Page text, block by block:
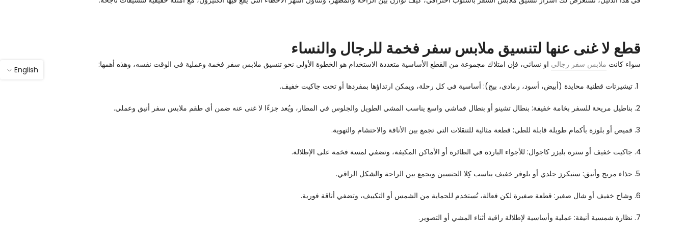
قطع لا غنى عنها لتنسيق ملابس سفر فخمة للرجال والنساء
سواء كانت ملابس سفر رجالي او نسائي، فإن امتلاك مجموعة من القطع الأساسية متعددة الاستخدام هو الخطوة الأولى نحو تنسيق ملابس سفر فخمة وعملية في الوقت نفسه، وهذه أهمها:
تيشيرتات قطنية محايدة (أبيض، أسود، رمادي، بيج): أساسية في كل رحلة، ويمكن ارتداؤها بمفردها أو تحت جاكيت خفيف.
بناطيل مريحة للسفر بخامة خفيفة: بنطال تشينو أو بنطال قماشي واسع يناسب المشي الطويل والجلوس في المطار، ويُعد جزءًا لا غنى عنه ضمن أي طقم ملابس سفر أنيق وعملي.
قميص أو بلوزة بأكمام طويلة قابلة للطي: قطعة مثالية للتنقلات التي تجمع بين الأناقة والاحتشام والتهوية.
جاكيت خفيف أو سترة بليزر كاجوال: للأجواء الباردة في الطائرة أو الأماكن المكيفة، وتضفي لمسة فخمة على الإطلالة.
حذاء مريح وأنيق: سنيكرز جلدي أو بلوفر خفيف يناسب كِلا الجنسين ويجمع بين الراحة والشكل الراقي.
وشاح خفيف أو شال صغير: قطعة صغيرة لكن فعالة، تُستخدم للحماية من الشمس أو التكييف، وتضفي أناقة فورية.
نظارة شمسية أنيقة: عملية وأساسية لإطلالة راقية أثناء المشي أو التصوير.
English